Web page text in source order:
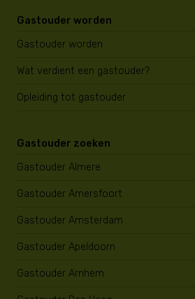
Gastouder worden
Gastouder worden
Wat verdient een gastouder?
Opleiding tot gastouder
Gastouder zoeken
Gastouder Almere
Gastouder Amersfoort
Gastouder Amsterdam
Gastouder Apeldoorn
Gastouder Arnhem